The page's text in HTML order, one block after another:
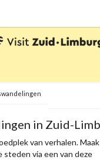
in Zuid-
van verhalen.
steden via een van deze